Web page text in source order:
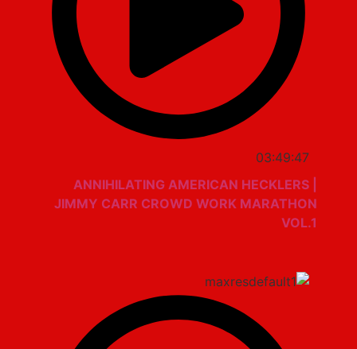
03:49:47
ANNIHILATING AMERICAN HECKLERS |
JIMMY CARR CROWD WORK MARATHON